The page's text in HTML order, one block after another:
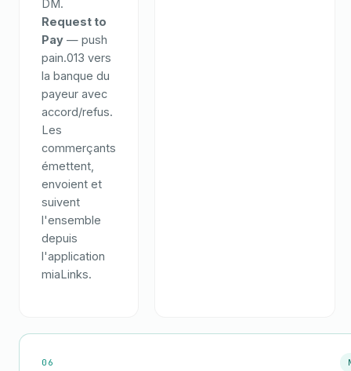
DM.
Request to
Pay — push
pain.013 vers
la banque du
payeur avec
accord/refus.
Les
commerçants
émettent,
envoient et
suivent
l'ensemble
depuis
l'application
miaLinks.
06